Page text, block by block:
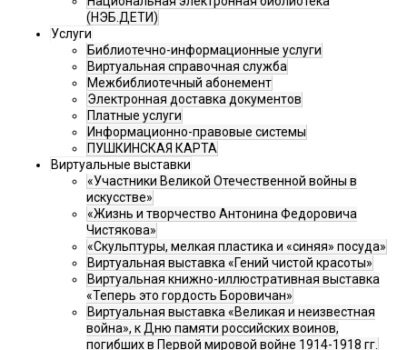
(НЭБ.ДЕТИ)
Услуги
Библиотечно-информационные услуги
Виртуальная справочная служба
Межбиблиотечный абонемент
Электронная доставка документов
Платные услуги
Информационно-правовые системы
ПУШКИНСКАЯ КАРТА
Виртуальные выставки
«Участники Великой Отечественной войны в
искусстве»
«Жизнь и творчество Антонина Федоровича
Чистякова»
«Скульптуры, мелкая пластика и «синяя» посуда»
Виртуальная выставка «Гений чистой красоты»
Виртуальная книжно-иллюстративная выставка
«Теперь это гордость Боровичан»
Виртуальная выставка «Великая и неизвестная
война», к Дню памяти российских воинов,
погибших в Первой мировой войне 1914-1918 гг.